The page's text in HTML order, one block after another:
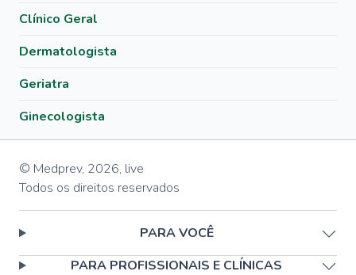
Clínico Geral
Dermatologista
Geriatra
Ginecologista
© Medprev, 2026, live
Todos os direitos reservados
PARA VOCÊ
PARA PROFISSIONAIS E CLÍNICAS